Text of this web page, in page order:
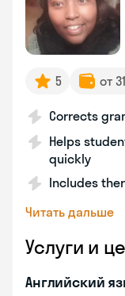
5 от
Corrects
Helps
quickly
Includes
Читать дальше
Услуги и
Английский